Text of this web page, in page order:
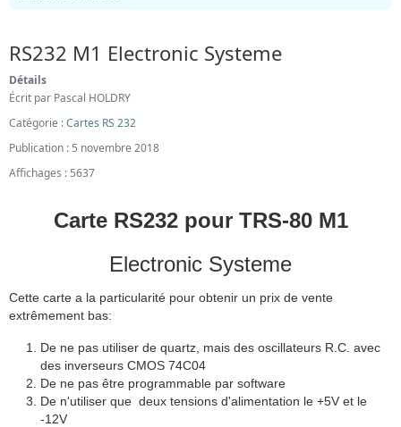
RS232 M1 Electronic Systeme
Détails
Écrit par Pascal HOLDRY
Catégorie :Cartes RS 232
Publication : 5 novembre 2018
Affichages : 5637
Carte RS232 pour TRS-80 M1
Electronic Systeme
Cette carte a la particularité pour obtenir un prix de vente
extrêmement bas:
De ne pas utiliser de quartz, mais des oscillateurs R.C. avec
des inverseurs CMOS 74C04
De ne pas être programmable par software
De n'utiliser que deux tensions d'alimentation le +5V et le
-12V